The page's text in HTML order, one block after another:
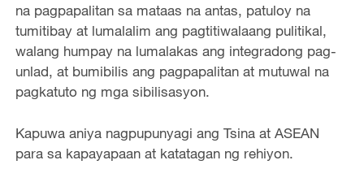
na pagpapalitan sa mataas na antas, patuloy na
tumitibay at lumalalim ang pagtitiwalaang pulitikal,
walang humpay na lumalakas ang integradong pag-
unlad, at bumibilis ang pagpapalitan at mutuwal na
pagkatuto ng mga sibilisasyon.
Kapuwa aniya nagpupunyagi ang Tsina at ASEAN
para sa kapayapaan at katatagan ng rehiyon.